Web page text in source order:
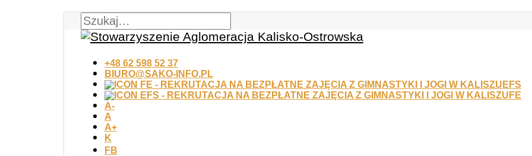
+48 62 598 52 37
BIURO@SAKO-INFO.PL
EFS
FE
A-
A
A+
K
FB